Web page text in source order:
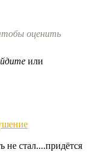
оценить
или
не стал....придётся